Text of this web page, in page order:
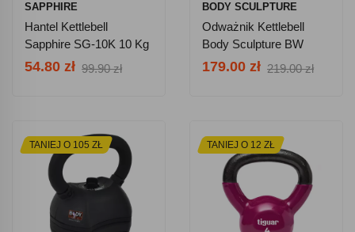
SAPPHIRE
Hantel Kettlebell
Sapphire SG-10K 10 Kg
54.80 zł 99.90 zł
BODY SCULPTURE
Odważnik Kettlebell
Body Sculpture BW
117EN 20kg
179.00 zł 219.00 zł
TANIEJ O 105 ZŁ TANIEJ O 12 ZŁ